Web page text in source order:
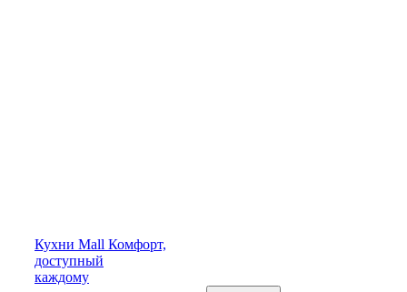
Кухни Mall Комфорт,
доступный
каждому